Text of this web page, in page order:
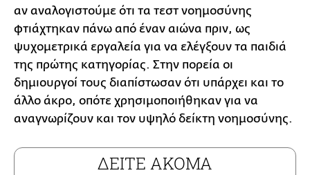
αν αναλογιστούμε ότι τα τεστ νοημοσύνης
φτιάχτηκαν πάνω από έναν αιώνα πριν, ως
ψυχομετρικά εργαλεία για να ελέγξουν τα παιδιά
της πρώτης κατηγορίας. Στην πορεία οι
δημιουργοί τους διαπίστωσαν ότι υπάρχει και το
άλλο άκρο, οπότε χρησιμοποιήθηκαν για να
αναγνωρίζουν και τον υψηλό δείκτη νοημοσύνης.
ΔΕΙΤΕ ΑΚΟΜΑ